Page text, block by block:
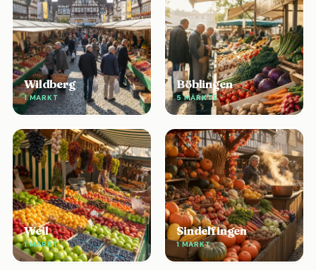
Wildberg
1 MARKT
Böblingen
5 MÄRKTE
Weil
1 MARKT
Sindelfingen
1 MARKT